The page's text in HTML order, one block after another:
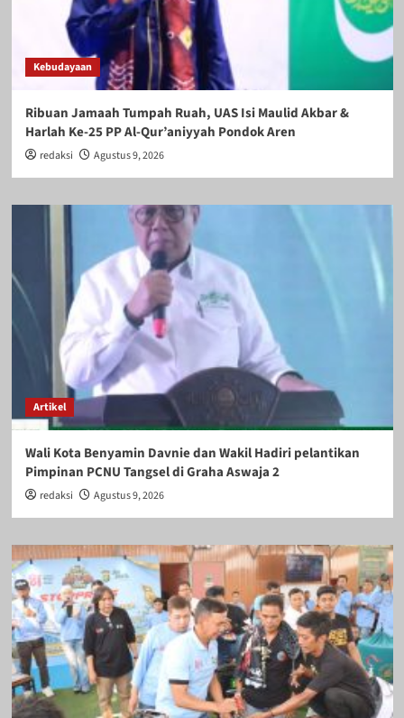
Kebudayaan
Ribuan Jamaah Tumpah Ruah, UAS Isi Maulid Akbar &
Harlah Ke-25 PP Al-Qur’aniyyah Pondok Aren
redaksi Agustus 9, 2026
Artikel
Wali Kota Benyamin Davnie dan Wakil Hadiri pelantikan
Pimpinan PCNU Tangsel di Graha Aswaja 2
redaksi Agustus 9, 2026